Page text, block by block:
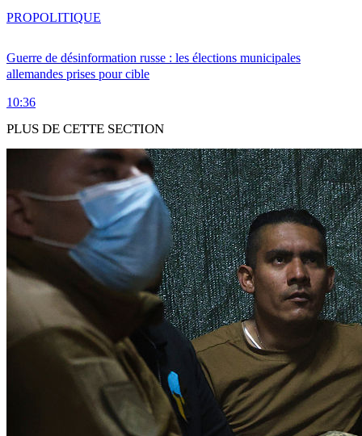
Guerre de désinformation russe : les élections municipales
allemandes prises pour cible
10:36
PROPOLITIQUE
PLUS DE CETTE SECTION